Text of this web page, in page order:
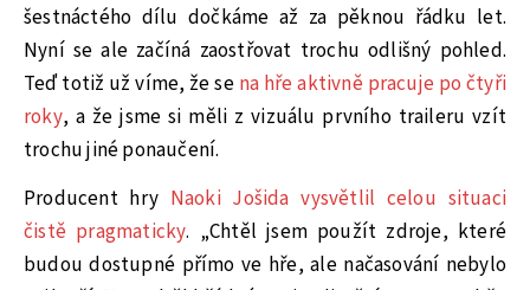
šestnáctého dílu dočkáme až za pěknou řádku let.
Nyní se ale začíná zaostřovat trochu odlišný pohled.
Teď totiž už víme, že se na hře aktivně pracuje po čtyři
roky, a že jsme si měli z vizuálu prvního traileru vzít
trochu jiné ponaučení.
Producent hry Naoki Jošida vysvětlil celou situaci
čistě pragmaticky. „Chtěl jsem použít zdroje, které
budou dostupné přímo ve hře, ale načasování nebylo